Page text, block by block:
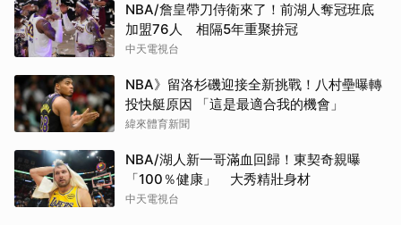
NBA/詹皇帶刀侍衛來了！前湖人奪冠班底
加盟76人 相隔5年重聚拚冠
中天電視台
NBA》留洛杉磯迎接全新挑戰！八村壘曝轉
投快艇原因 「這是最適合我的機會」
緯來體育新聞
NBA/湖人新一哥滿血回歸！東契奇親曝
「100％健康」 大秀精壯身材
中天電視台